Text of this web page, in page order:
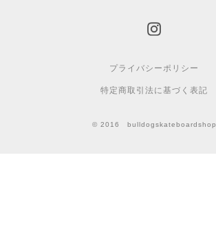
プライバシーポリシー
特定商取引法に基づく表記
© 2016 bulldogskateboardshop